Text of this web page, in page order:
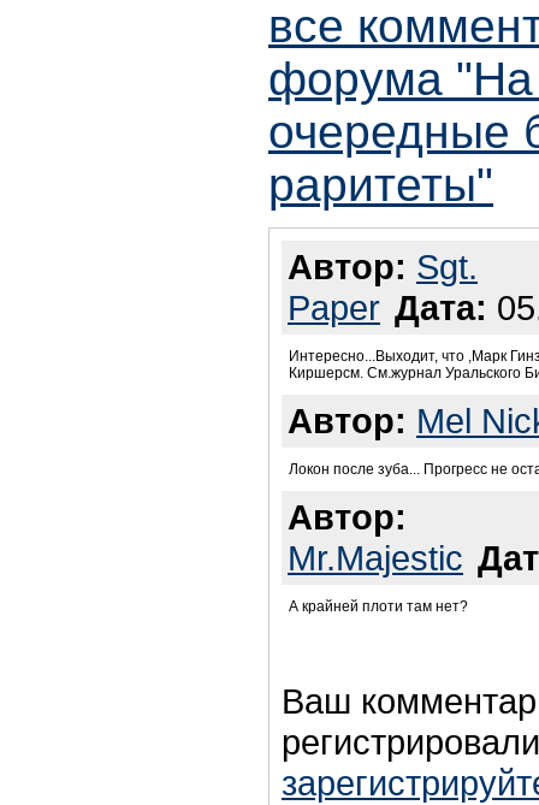
все
форума "На
очередные
раритеты"
Автор: Sgt.
Paper Дата:
Интересно...Выходит, что ,Марк
Киршерсм. См.журнал Уральского
Автор: Mel
Локон после зуба... Прогресс не
Автор:
Mr.Majestic
А крайней плоти там нет?
Ваш